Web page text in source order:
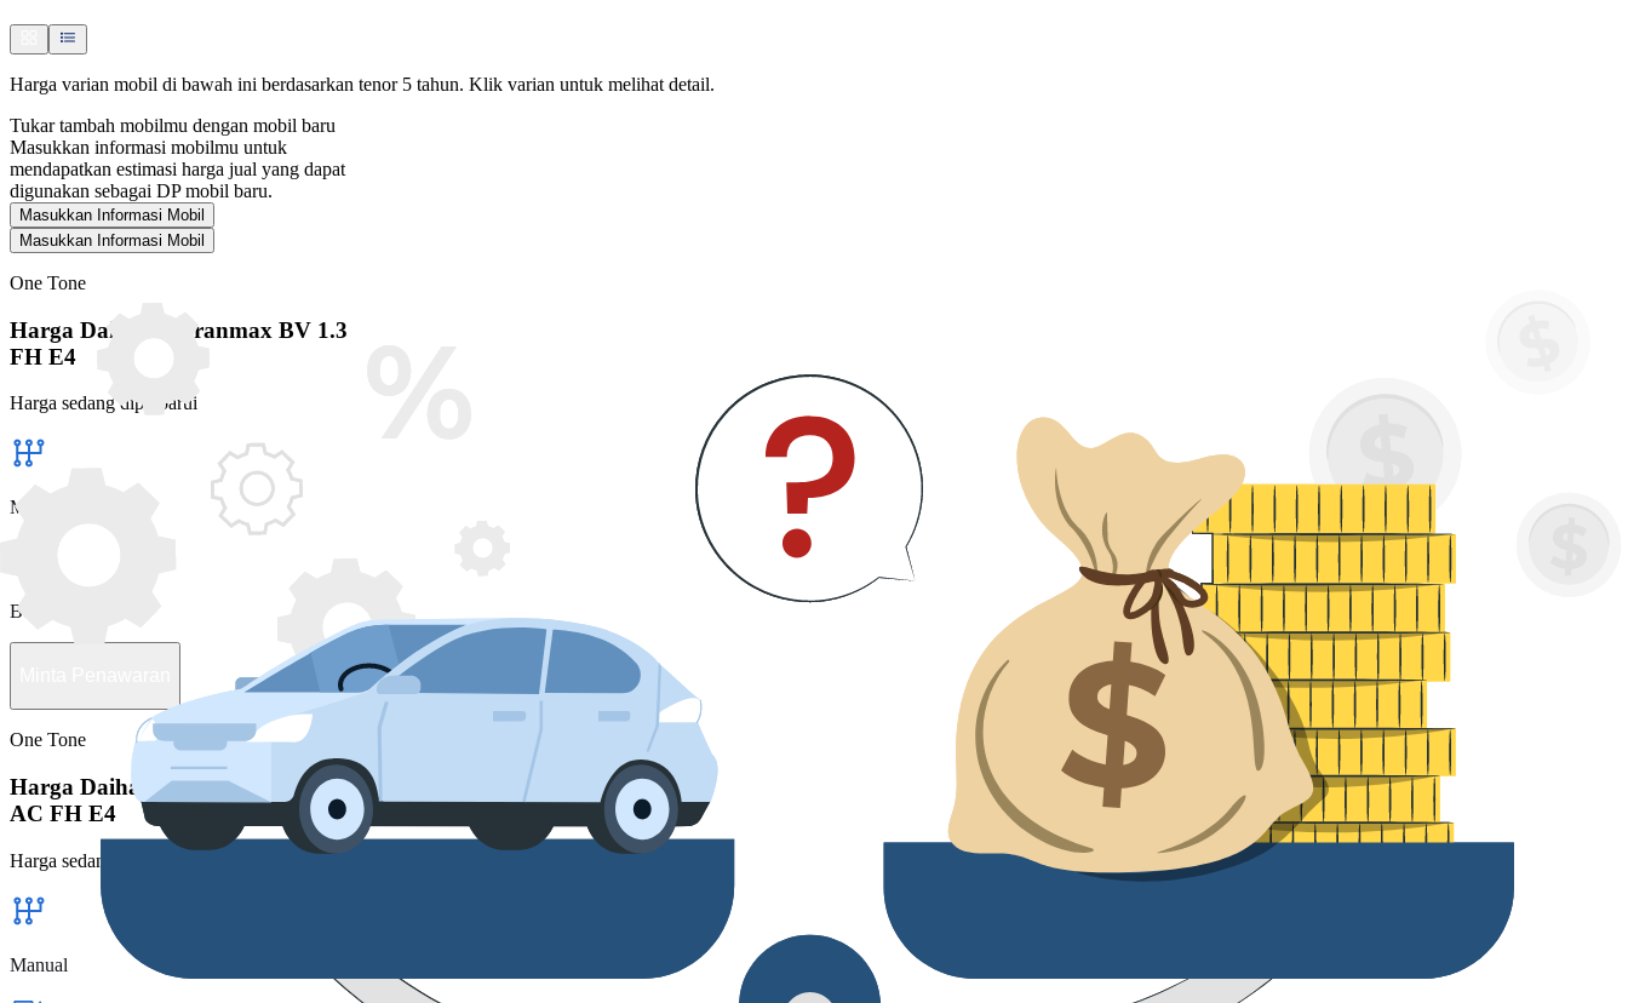
Harga varian mobil di bawah ini berdasarkan tenor 5 tahun. Klik varian untuk melihat detail.
Tukar tambah mobilmu dengan mobil baru
Masukkan informasi mobilmu untuk
mendapatkan estimasi harga jual yang dapat
digunakan sebagai DP mobil baru.
Masukkan Informasi Mobil
Masukkan Informasi Mobil
One Tone
Harga Daihatsu Granmax BV 1.3
FH E4
Harga sedang diperbarui
Manual
Bensin
One Tone
Harga Daihatsu Granmax BV 1.3
AC FH E4
Harga sedang diperbarui
Manual